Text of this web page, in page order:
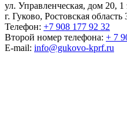
ул. Управленческая, дом 20,
г. Гуково, Ростовская область
Телефон: +7 908 177 92 32
Второй номер телефона: + 7
E-mail: info@gukovo-kprf.ru